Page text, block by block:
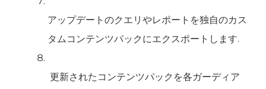
‍アップデートのクエリやレポートを独自のカス
タムコンテンツパックにエクスポートします.
‍ 更新されたコンテンツパックを各ガーディア